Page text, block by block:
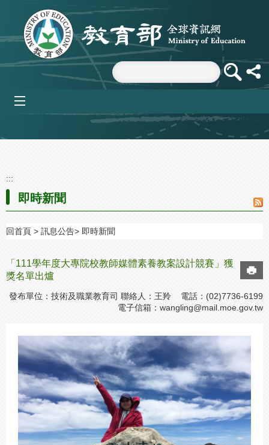
跳到主要內容區塊
:::
即時新聞
回首頁 訊息公告 即時新聞
「111學年度大專院校教師媒體素養教案設計競賽」獲
獎名單出爐
發布單位：技術及職業教育司 聯絡人：王羚 電話：(02)7736-6199
電子信箱： wangling@mail.moe.gov.tw